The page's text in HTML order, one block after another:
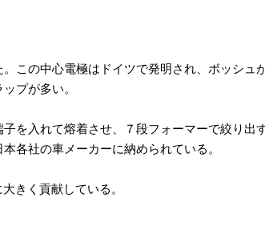
この中心電極はドイツで発明され、ボッシュ
プが多い。
を入れて熔着させ、７段フォーマーで絞り出
各社の車メーカーに納められている。
きく貢献している。